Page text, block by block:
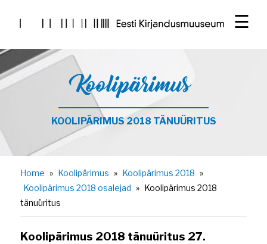
☰
Koolipärimus
KOOLIPÄRIMUS 2018 TÄNUÜRITUS
Home » Koolipärimus » Koolipärimus 2018 »
Koolipärimus 2018 osalejad » Koolipärimus 2018
tänuüritus
Koolipärimus 2018 tänuüritus 27.